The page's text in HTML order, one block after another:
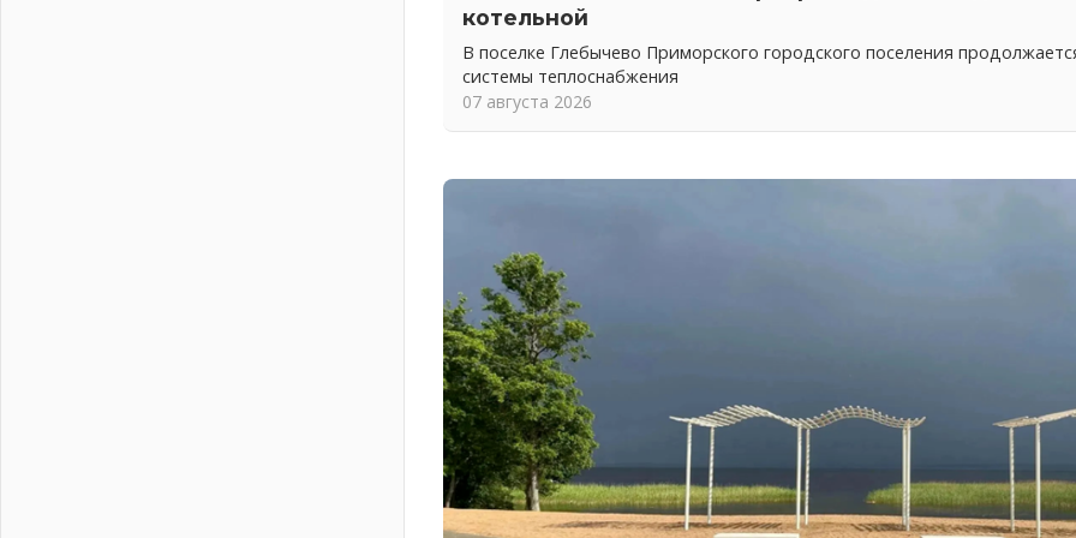
котельной
В поселке Глебычево Приморского городского поселения
системы теплоснабжения
07 августа 2026